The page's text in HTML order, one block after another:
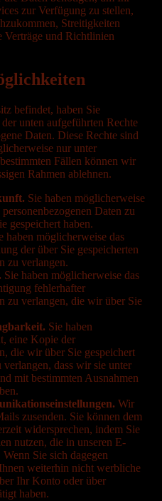
zur Verfügung zu stellen,
Streitigkeiten
Verträge und Richtlinien
befindet, haben Sie
unten aufgeführten Rechte
Daten. Diese Rechte sind
nur unter
Fällen können wir
Rahmen ablehnen.
Sie haben möglicherweise
Daten zu
gespeichert haben.
haben möglicherweise das
der über Sie gespeicherten
zu verlangen.
Sie haben möglicherweise das
fehlerhafter
zu verlangen, die wir über Sie
Sie haben
eine Kopie der
die wir über Sie gespeichert
dass wir sie unter
mit bestimmten Ausnahmen
Wir
zusenden. Sie können dem
widersprechen, indem Sie
nutzen, die in unseren E-
Sie sich dagegen
weiterhin nicht werbliche
Ihr Konto oder über
haben.